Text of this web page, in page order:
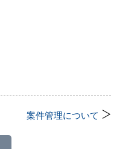
案件管理について